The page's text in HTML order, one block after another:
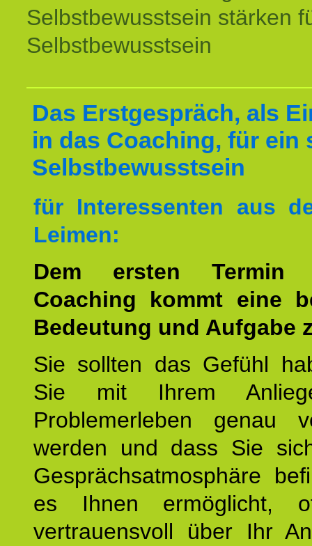
Selbstbewusstsein stärken
Selbstbewusstsein
Das Erstgespräch, als
in das Coaching, für ein
Selbstbewusstsein
für Interessenten aus
Leimen:
Dem ersten
Coaching kommt eine
Bedeutung und Aufgabe
Sie sollten das Gefühl
Sie mit Ihrem
Problemerleben genau
werden und dass Sie
Gesprächsatmosphäre
es Ihnen ermöglicht,
vertrauensvoll über Ihr